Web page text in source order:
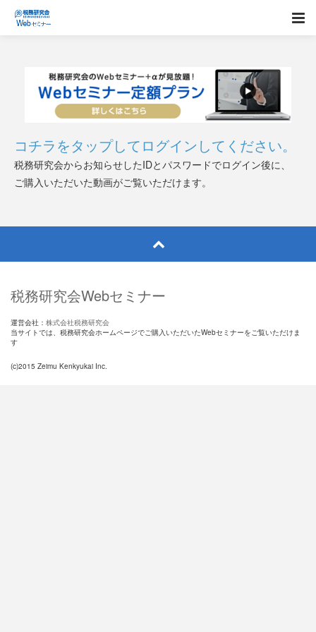
コチラをタップしてログインしてください。
税務研究会からお知らせしたIDとパスワードでログイン後に、
ご購入いただいた動画がご覧いただけます。
税務研究会Webセミナー
運営会社： 株式会社税務研究会
当サイトでは、税務研究会ホームページでご購入いただいたWebセミナーをご覧いただけま
す
(c)2015 Zeimu Kenkyukai Inc.